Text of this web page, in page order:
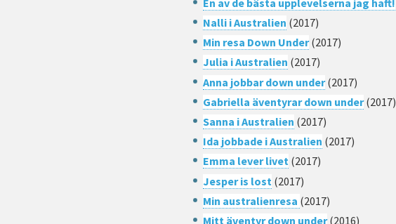
Nalli i Australien (2017)
Min resa Down Under(2017)
Julia i Australien (2017)
Anna jobbar down under(2017)
Gabriella äventyrar down under(2017)
Sanna i Australien (2017)
Ida jobbade i Australien (2017)
Emma lever livet (2017)
Jesper is lost (2017)
Min australienresa (2017)
Mitt äventyr down under(2016)